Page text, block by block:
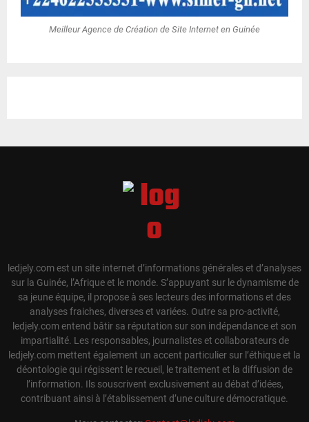
Meilleur Agence de Création de Site Internet en Guinée
ledjely.com est un site internet d’informations générales et d’analyses
sur la Guinée, l’Afrique et le monde. S’appuyant sur le dynamisme de
sa jeune équipe, il propose à ses lecteurs des informations et des
analyses fraiches, diverses et variées. Outre sa pro-activité,
ledjely.com entend bâtir sa réputation sur son indépendance et son
impartialité. Les responsables, journalistes et collaborateurs de
ledjely.com mettent également un accent particulier sur l’éthique et la
déontologie qui régissent le recueil, le traitement et la diffusion de
l’information. Ils souscrivent exclusivement au débat d’idées,
contribuant ainsi à l’établissement d’une culture démocratique.